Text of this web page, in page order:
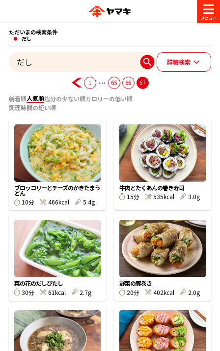
商品情報
ヤマキ『めんつゆ』 ヤマキ 割烹白だし
旨さ、別格。だし屋の鍋 韓福善シリーズ
レシピ
おいしいレシピを探す
おいしいレシピトップ
主食レシピ
主菜レシピ
汁物レシピ
時短レシピ
おいしいレシピを商品から探す
かつお節レシピ
かつお節・だしを楽しむ
かつお節・だしを知る
だしの取り方
かつお節の削り方
かつお節・だしをもっと知る
ヤマキ かつお節プラス®
かつお節・だしを楽しむ
だしコミュ
CM・キャンペーン
キャンペーン一覧
企業・採用情報
企業情報
- 百年対話
- ヤマキ かつお節プラス®
採用情報
- ジョブリターン制
お問い合わせ
ヤマキお客様相談室
オンラインショップ
コミュニティサイト
Global
ただいまの検索条件
だし
詳細検索
1 … 65 66
67
新着順人気順塩分の少ない順カロリーの低い順
調理時間の短い順
ブロッコリーとチーズのかきたまう
どん
10分
466kcal 5.4g
牛肉とたくあんの巻き寿司
15分
535kcal 3.0g
菜の花のだしびたし
30分
61kcal 2.7g
野菜の豚巻き
20分
402kcal 2.0g